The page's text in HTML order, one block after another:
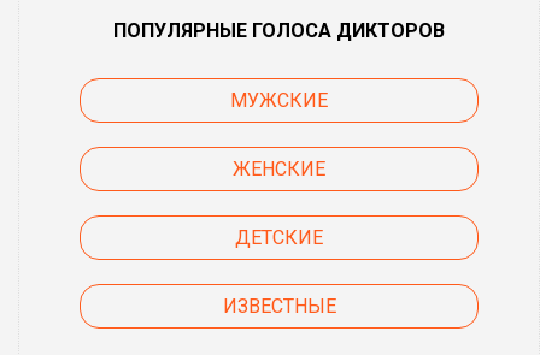
ПОПУЛЯРНЫЕ ГОЛОСА ДИКТОРОВ
МУЖСКИЕ
ЖЕНСКИЕ
ДЕТСКИЕ
ИЗВЕСТНЫЕ